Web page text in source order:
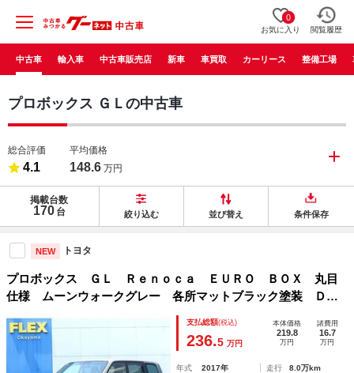
0
お気に入り 閲覧履歴
中古車 輸入車 中古車販売店 新車 車買取 カーリース 整備工場
プロボックス ＧＬの中古車
総合評価
4.1
平均価格
148.6 万円
掲載台数
170 台 絞り込む 並び替え 条件保存
NEW トヨタ
プロボックス ＧＬ Ｒｅｎｏｃａ ＥＵＲＯ ＢＯＸ 丸目
仕様 ムーンウォークグレー 各所マットブラック塗装 ＤＥ
ＡＮ クロスカントリー１６アルミホイール ７インチナビ
フロアマット Ｃｌａｓｓｉｃシートカバー ＥＴＣ
支払総額(税込)
236.5 万円
本体価格
219.8
万円
諸費用
16.7
万円
年式 2017年 走行
8.0万km